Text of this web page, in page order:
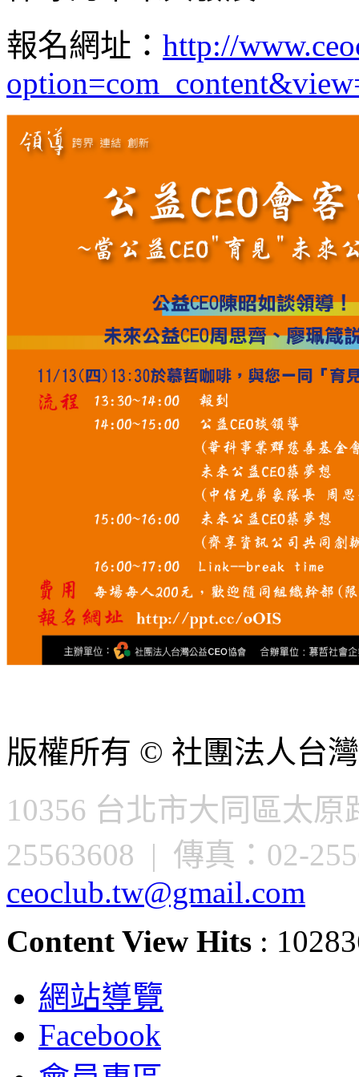
報名網址： http://
版權所有 © 社團法人台
10356 台北市大同區太
25563608 | 傳真：02-
ceoclub.tw@gmail.com
Content View Hits :
網站導覽
Facebook